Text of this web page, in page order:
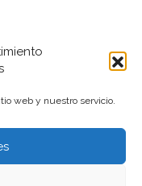
web y nuestro servicio.